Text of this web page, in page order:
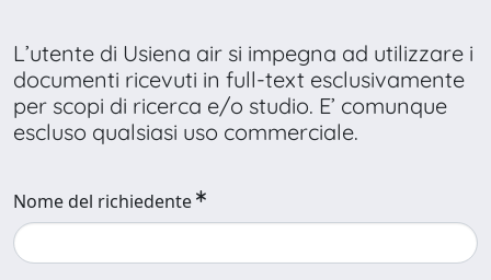
L’utente di Usiena air si impegna ad utilizzare i
documenti ricevuti in full-text esclusivamente
per scopi di ricerca e/o studio. E’ comunque
escluso qualsiasi uso commerciale.
Nome del richiedente